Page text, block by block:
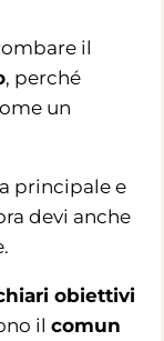
il
, perché
un
principale e
devi anche
obiettivi
il comun